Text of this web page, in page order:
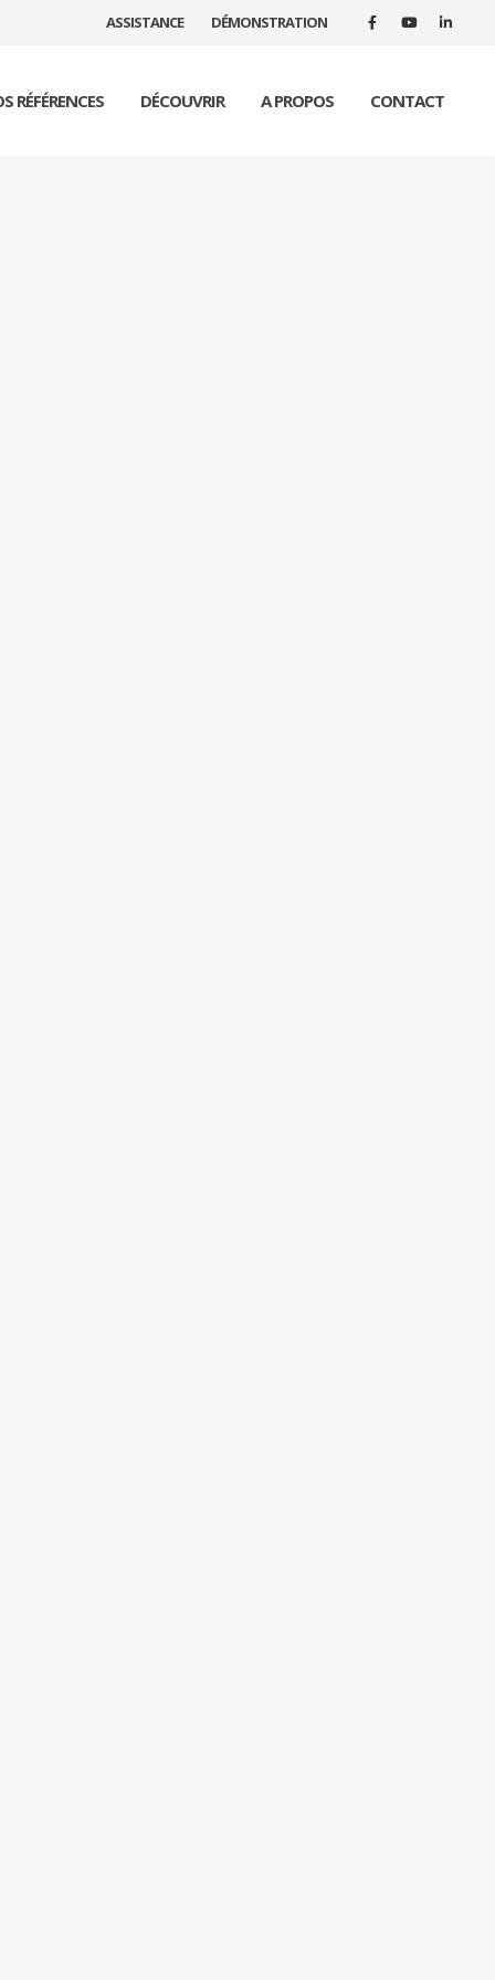
ASSISTANCE DÉMONSTRATION
RÉFÉRENCES DÉCOUVRIR A PROPOS CONTACT